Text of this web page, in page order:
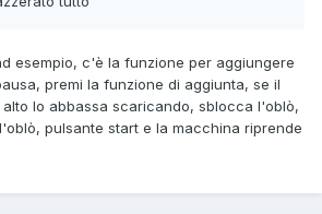
esempio, c'è la funzione per aggiungere
premi la funzione di aggiunta, se il
lo abbassa scaricando, sblocca l'oblò,
pulsante start e la macchina riprende